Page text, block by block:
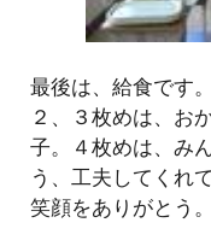
最後は、給食です
２、３枚めは、お
子。４枚めは、み
う、工夫してくれ
笑顔をありがとう。